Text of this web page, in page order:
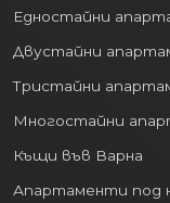
София
страната.
3.
Столицата
Едностайни
Двустайни
Тристайни
Многостайни
Къщи във Варна
Апартаменти под